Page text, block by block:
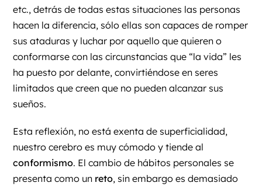
etc., detrás de todas estas situaciones las personas
hacen la diferencia, sólo ellas son capaces de romper
sus ataduras y luchar por aquello que quieren o
conformarse con las circunstancias que “la vida” les
ha puesto por delante, convirtiéndose en seres
limitados que creen que no pueden alcanzar sus
sueños.
Esta reflexión, no está exenta de superficialidad,
nuestro cerebro es muy cómodo y tiende al
conformismo. El cambio de hábitos personales se
presenta como un reto, sin embargo es demasiado